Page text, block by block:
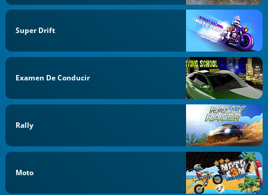
Super Drift
Examen De Conducir
Rally
Moto